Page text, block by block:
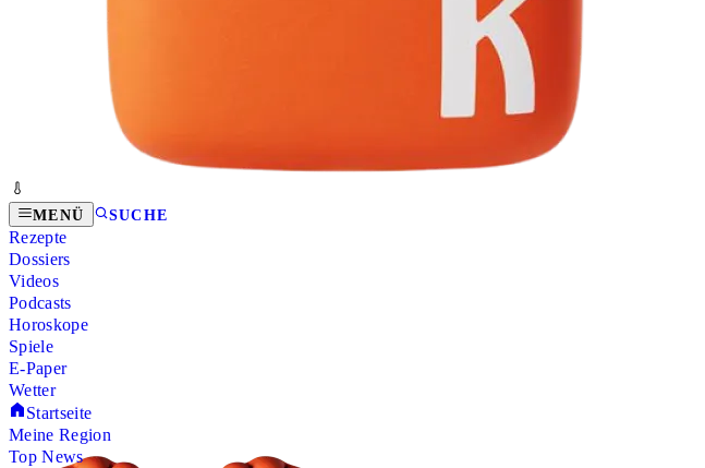
MENÜ SUCHE
Rezepte
Dossiers
Videos
Podcasts
Horoskope
Spiele
E-Paper
Wetter
Startseite
Meine Region
Top News